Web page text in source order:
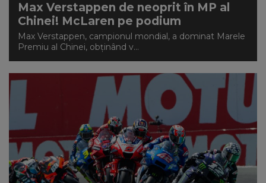
Max Verstappen de neoprit în MP al
Chinei! McLaren pe podium
Max Verstappen, campionul mondial, a dominat Marele
Premiu al Chinei, obținând v...